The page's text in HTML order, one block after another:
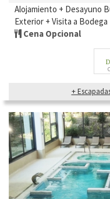
Alojamiento + Desayuno
Exterior + Visita a Bodega
Cena Opcional
+